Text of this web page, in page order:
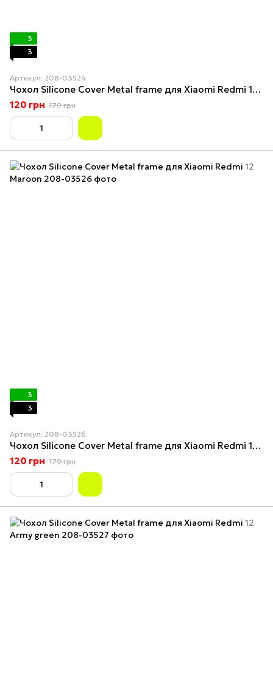
3
3
Артикул: 208-03524
Чохол Silicone Cover Metal frame для Xiaomi Redmi 12 Shiny pink
120 грн 179 грн
3
3
Артикул: 208-03526
Чохол Silicone Cover Metal frame для Xiaomi Redmi 12 Maroon
120 грн 179 грн